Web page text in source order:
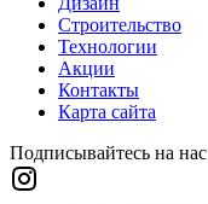
Строительство
Технологии
Акции
Контакты
Карта сайта
Подписывайтесь на нас